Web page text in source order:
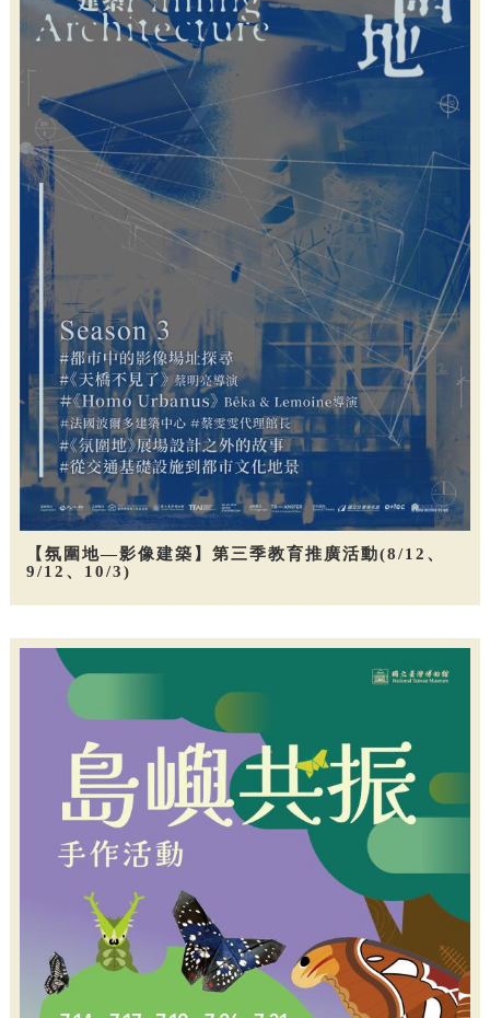
【氛圍地—影像建築】第三季教育推廣活動(8/12、
9/12、10/3)